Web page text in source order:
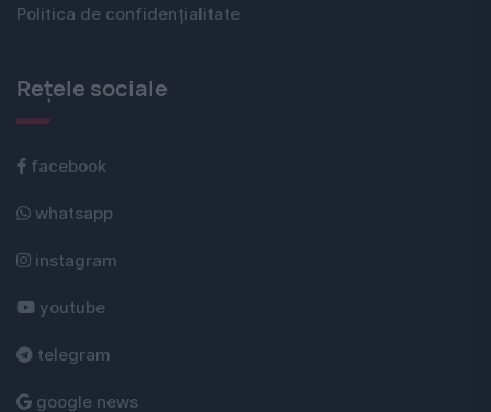
Politica de confidențialitate
Rețele sociale
facebook
whatsapp
instagram
youtube
telegram
google news